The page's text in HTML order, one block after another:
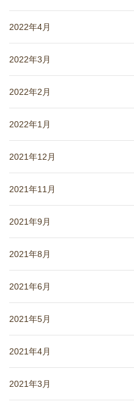
2022年4月
2022年3月
2022年2月
2022年1月
2021年12月
2021年11月
2021年9月
2021年8月
2021年6月
2021年5月
2021年4月
2021年3月